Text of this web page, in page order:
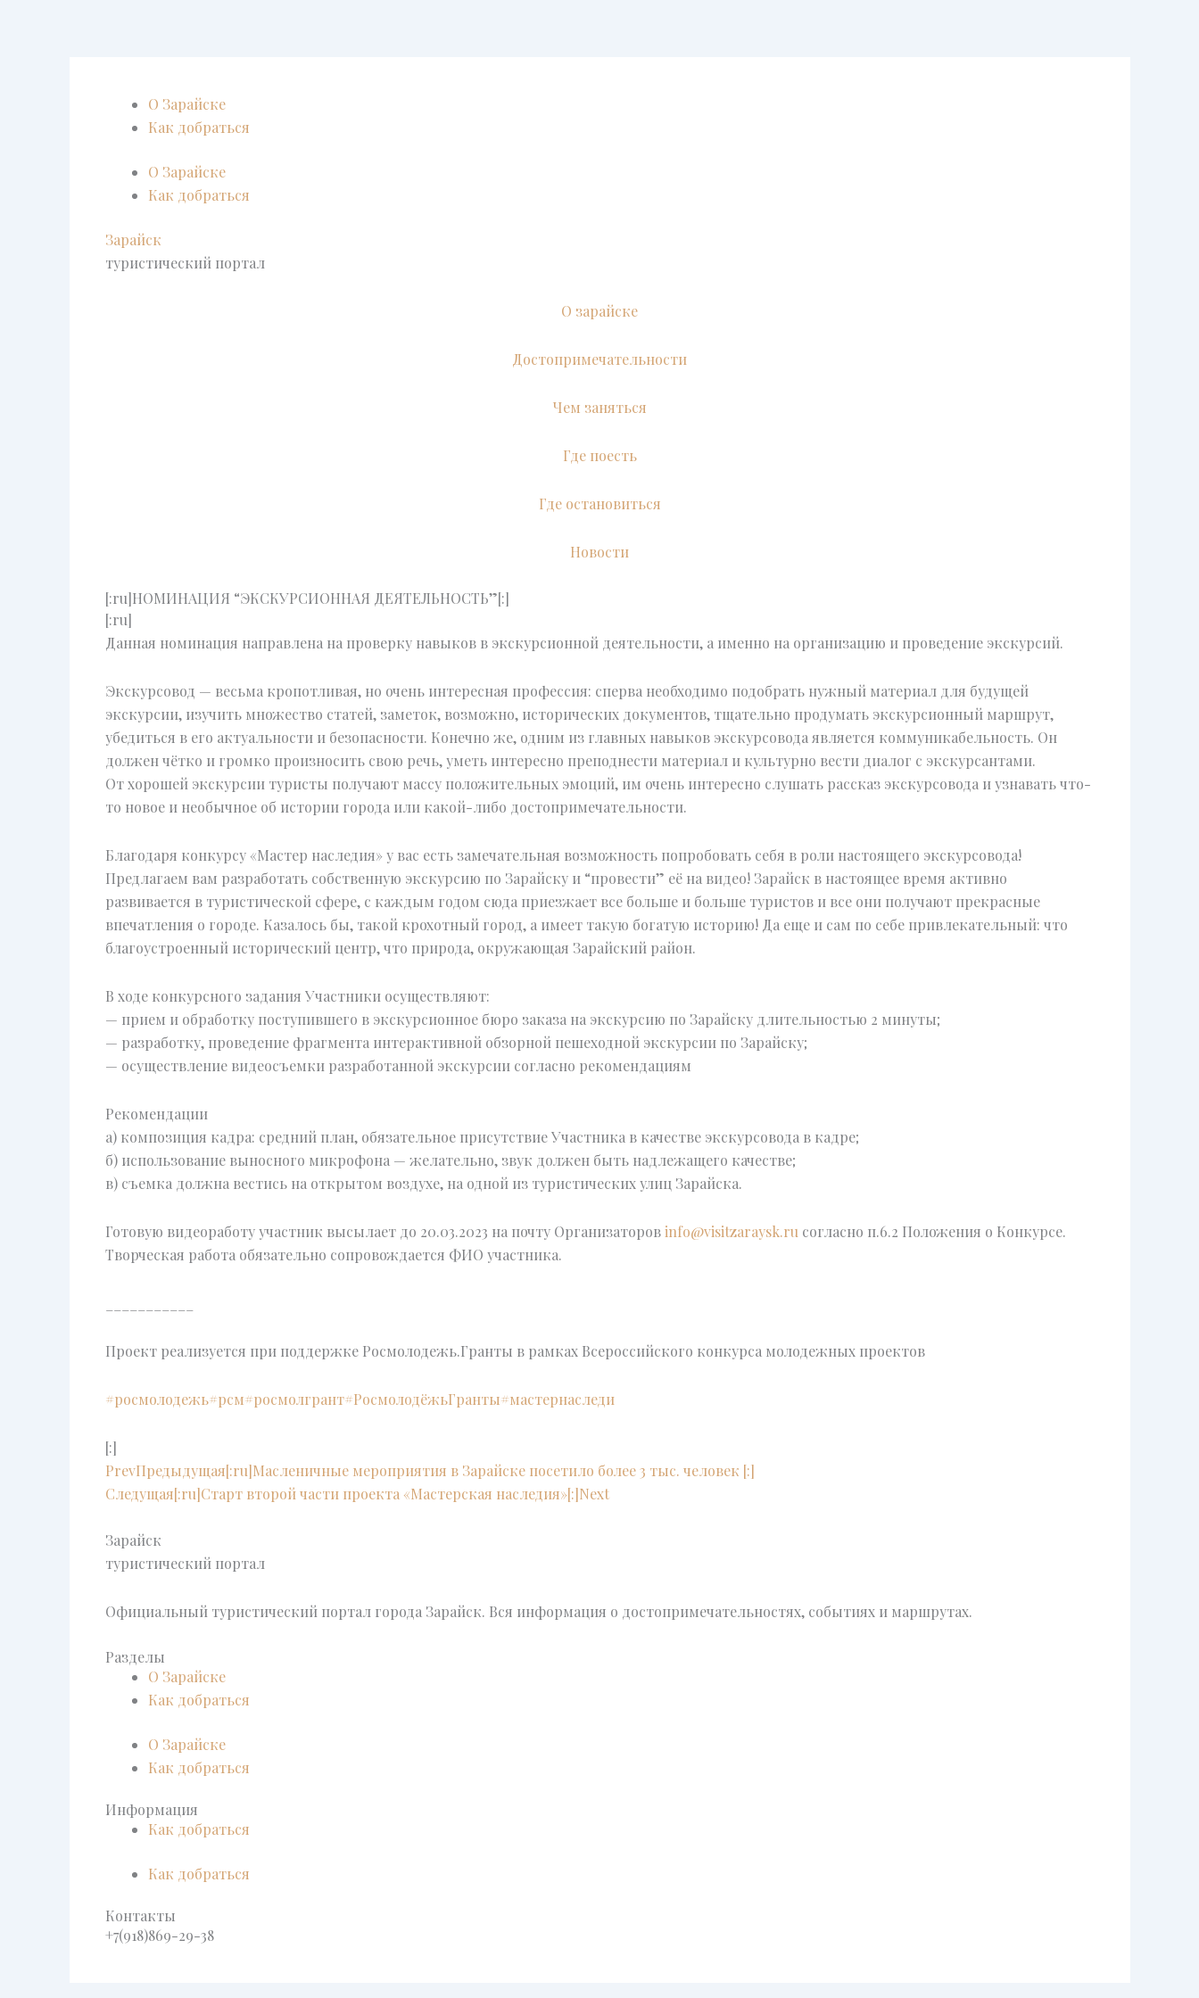
О Зарайске
Как добраться
О Зарайске
Как добраться
Зарайск
туристический портал
О зарайске
Достопримечательности
Чем заняться
Где поесть
Где остановиться
Новости
[:ru]НОМИНАЦИЯ “ЭКСКУРСИОННАЯ ДЕЯТЕЛЬНОСТЬ”[:]
[:ru]
Данная номинация направлена на проверку навыков в экскурсионной деятельности, а именно на организацию и проведение экскурсий.
Экскурсовод — весьма кропотливая, но очень интересная профессия: сперва необходимо подобрать нужный материал для будущей
экскурсии, изучить множество статей, заметок, возможно, исторических документов, тщательно продумать экскурсионный маршрут,
убедиться в его актуальности и безопасности. Конечно же, одним из главных навыков экскурсовода является коммуникабельность. Он
должен чётко и громко произносить свою речь, уметь интересно преподнести материал и культурно вести диалог с экскурсантами.
От хорошей экскурсии туристы получают массу положительных эмоций, им очень интересно слушать рассказ экскурсовода и узнавать что-
то новое и необычное об истории города или какой-либо достопримечательности.
Благодаря конкурсу «Мастер наследия» у вас есть замечательная возможность попробовать себя в роли настоящего экскурсовода!
Предлагаем вам разработать собственную экскурсию по Зарайску и “провести” её на видео! Зарайск в настоящее время активно
развивается в туристической сфере, с каждым годом сюда приезжает все больше и больше туристов и все они получают прекрасные
впечатления о городе. Казалось бы, такой крохотный город, а имеет такую богатую историю! Да еще и сам по себе привлекательный: что
благоустроенный исторический центр, что природа, окружающая Зарайский район.
В ходе конкурсного задания Участники осуществляют:
— прием и обработку поступившего в экскурсионное бюро заказа на экскурсию по Зарайску длительностью 2 минуты;
— разработку, проведение фрагмента интерактивной обзорной пешеходной экскурсии по Зарайску;
— осуществление видеосъемки разработанной экскурсии согласно рекомендациям
Рекомендации
а) композиция кадра: средний план, обязательное присутствие Участника в качестве экскурсовода в кадре;
б) использование выносного микрофона — желательно, звук должен быть надлежащего качестве;
в) съемка должна вестись на открытом воздухе, на одной из туристических улиц Зарайска.
Готовую видеоработу участник высылает до 20.03.2023 на почту Организаторовinfo@visitzaraysk.ru согласно п.6.2 Положения о Конкурсе.
Творческая работа обязательно сопровождается ФИО участника.
Проект реализуется при поддержке Росмолодежь.Гранты в рамках Всероссийского конкурса молодежных проектов
#росмолодежь#рсм#росмолгрант#РосмолодёжьГранты#мастернаследи
[:]
PrevПредыдущая[:ru]Масленичные мероприятия в Зарайске посетило более 3 тыс. человек [:]
Следущая[:ru]Старт второй части проекта «Мастерская наследия»[:]Next
Зарайск
туристический портал
Официальный туристический портал города Зарайск. Вся информация о достопримечательностях, событиях и маршрутах.
Разделы
О Зарайске
Как добраться
О Зарайске
Как добраться
Информация
Как добраться
Как добраться
Контакты
+7(918)869-29-38